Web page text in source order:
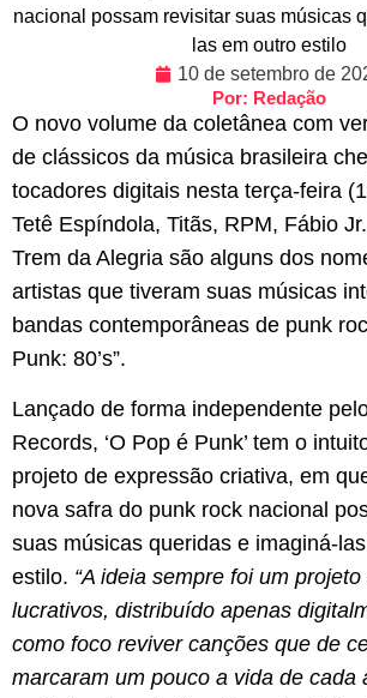
nacional possam revisitar suas músicas
las em outro estilo
10 de setembro de
Por: Redação
O novo volume da coletânea com
de clássicos da música brasileira
tocadores digitais nesta terça-feira
Tetê Espíndola, Titãs, RPM, Fábio
Trem da Alegria são alguns dos
artistas que tiveram suas músicas
bandas contemporâneas de punk
Punk: 80’s”.
Lançado de forma independente
Records, ‘O Pop é Punk’ tem o
projeto de expressão criativa, em
nova safra do punk rock nacional
suas músicas queridas e imaginá-
estilo. “A ideia sempre foi um
lucrativos, distribuído apenas
como foco reviver canções que de
marcaram um pouco a vida de cada